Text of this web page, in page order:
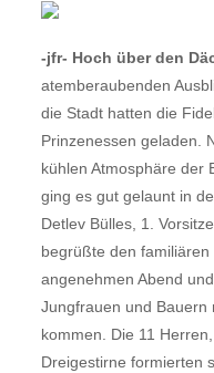
-jfr- Hoch über den
atemberaubenden
die Stadt hatten die
Prinzenessen geladen.
kühlen Atmosphäre der
ging es gut gelaunt in
Detlev Bülles, 1.
begrüßte den
angenehmen Abend
Jungfrauen und Bauern
kommen. Die 11
Dreigestirne formierten